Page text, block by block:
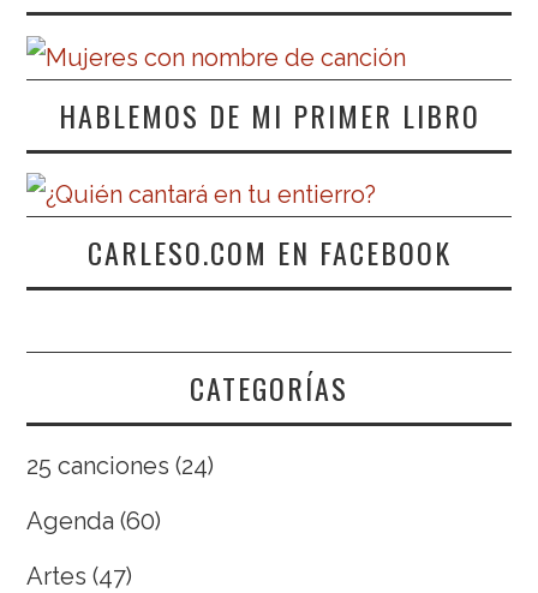
HABLEMOS DE MI PRIMER LIBRO
CARLESO.COM EN FACEBOOK
CATEGORÍAS
25 canciones (24)
Agenda (60)
Artes (47)